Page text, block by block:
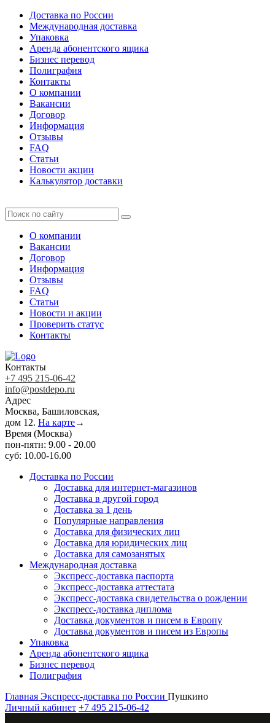
Доставка по России
Международная доставка
Упаковка
Аренда абонентского ящика
Бизнес перевод
Полиграфия
Контакты
О компании
Вакансии
Договор
Информация
Отзывы
FAQ
Статьи
Новости акции
Калькулятор доставки
О компании
Вакансии
Договор
Информация
Отзывы
FAQ
Статьи
Новости и акции
Проверить статус
Контакты
Контакты
+7 495 215-06-42
info@postdepo.ru
Адрес
Москва, Башиловская,
дом 12. На карте→
Время (Москва)
пон-пятн: 9.00 - 20.00
суб: 10.00-16.00
Доставка по России
Доставка для интернет-магазинов
Доставка в другой город
Доставка за 1 день
Популярные направления
Доставка для физических лиц
Доставка для юридических лиц
Доставка для самозанятых
Международная доставка
Экспресс-доставка паспорта
Экспресс-доставка аттестата
Экспресс-доставка свидетельства о рождении
Экспресс-доставка диплома
Доставка документов и писем в Европу
Доставка документов и писем из Европы
Упаковка
Аренда абонентского ящика
Бизнес перевод
Полиграфия
Главная Экспресс-доставка по России Пушкино
Личный кабинет +7 495 215-06-42